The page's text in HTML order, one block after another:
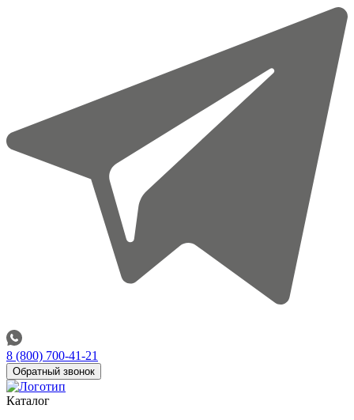
8 (800) 700-41-21
Обратный звонок
Каталог